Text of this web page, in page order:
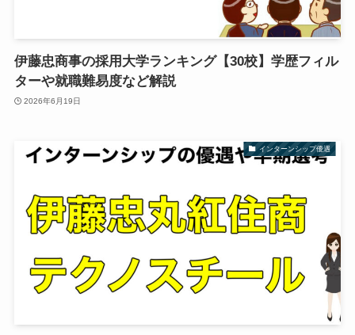
伊藤忠商事の採用大学ランキング【30校】学歴フィル
ターや就職難易度など解説
2026年6月19日
インターンシップ優遇